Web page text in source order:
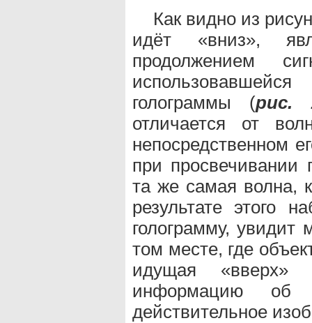
Как видно из
идёт «вниз»,
продолжением
голограммы (рис.
отличается от
непосредственном
при просвечивании
та же самая волна,
результате этого
голограмму, увидит
том месте, где
идущая «вверх»
информацию об
действительное